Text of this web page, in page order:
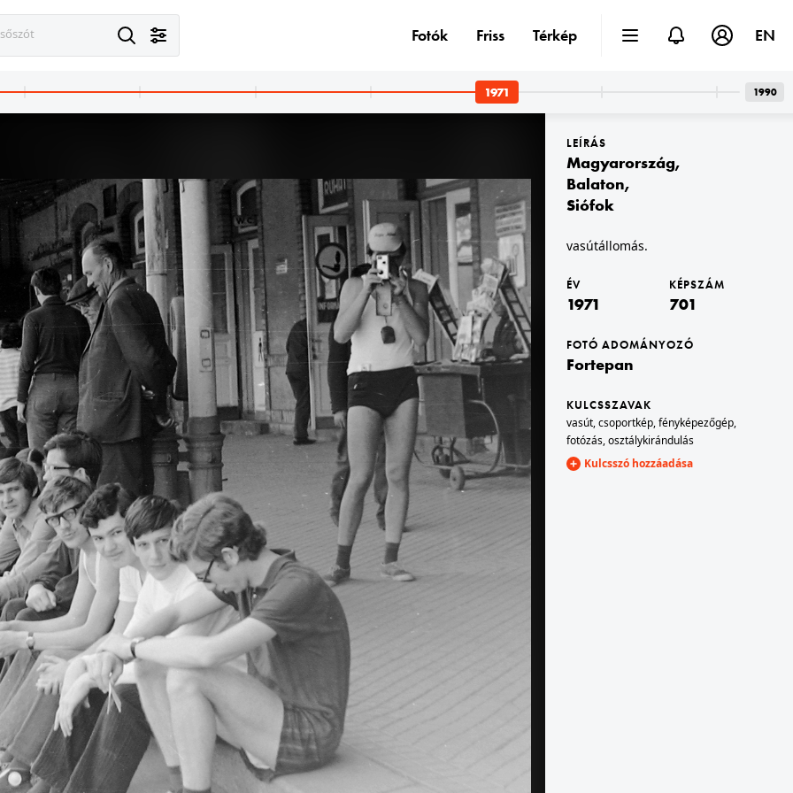
Budapest II.
utca, a felvétel a 16. számú ház kertjében készült.
1971 · Budapest II.
a Lotz Károly utca 16. számú ház kertje.
1971
· Budapest
Astoria állomása.
1971 · Budapest
a metró Astoria állomása.
1971 · Budapest
a metró Blaha Lujza téri állomása.
Budapest VIII.
a Keleti pályaudvarnál.
1971 · Budapest VIII.
metróállomás a Keleti pályaudvarnál.
LEÍRÁS
Magyarország,
Balaton,
Siófok
vasútállomás.
ÉV
1971
KÉPSZÁM
701
FOTÓ ADOMÁNYOZÓ
Fortepan
KULCSSZAVAK
vasút,csoportkép,fényképezőgép,
fotózás,osztálykirándulás
Kulcsszó hozzáadása
Fotók Friss Térkép EN
1990
1971